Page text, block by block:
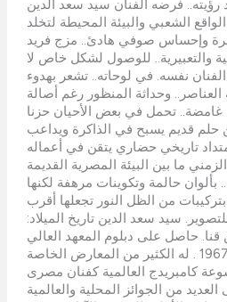
رؤيته.. فرضه الفنان سيد سعد الدين
الشعبي والبيئة المحيطة لتخلد
وإحساس صوفي هادئ.. مزج فريد
والتعبيرية.. للوصول لشكل خاص لا
نفسه. في لوحاته.. تشعر بهدوء
العناصر.. وحداثة المنظور رغم أصالة
غامضة.. تحمل في بعض الأحيان حزنا
حلم قديم يسبح في الذاكرة ويداعب
تاريخي حضاري يتقن في أعماله
الزمني ما بين البيئة المصرية القديمة
بألوان حالمة وتكوينات مرهفة لكنها
من الظل النور تجعلها أقرب
سيد سعد الدين تاريخ الميلاد:
قنا. حاصل على دبلوم المعهد العالي
الإيطالي ليوناردو دافنشي 1967 . له الكثير من المعارض الخاصة
كامبريدج العالمية كفنان مصرى
على العديد من الجوائز المحلية والعالمية